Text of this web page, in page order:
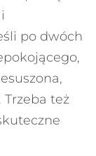
po dwóch
też